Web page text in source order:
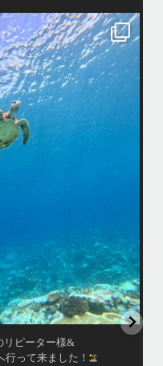
リピーター様&
行って来ました！
！
ばっちり見れました
でした！
しょう
した
を拠点に、中部発着の国立公
イビング・#スノーケリング
ショップです
常勤です
リピーター様&
行って来ました！